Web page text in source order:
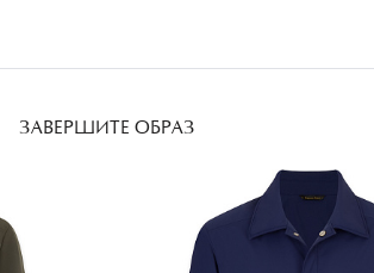
ЗАВЕРШИТЕ ОБРАЗ